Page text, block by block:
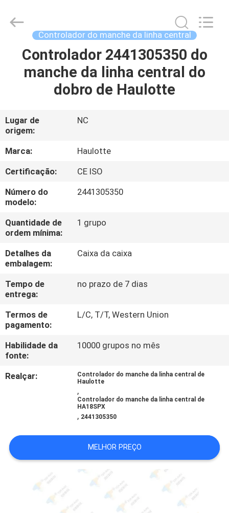
CASA
PRODUTOS
VÍDEOS
SOBRE
NÓS
EXCURSÃO
DA
FÁBRICA
CONTROLE
DA
QUALIDADE
NOS
MAPA
Developed
Controlador do manche da linha central
Controlador 2441305350 do
manche da linha central do
dobro de Haulotte
Lugar de
origem:
NC
Marca:
Haulotte
Certificação:
CE ISO
Número do
modelo:
2441305350
Quantidade de
ordem mínima:
1 grupo
Detalhes da
embalagem:
Caixa da caixa
Tempo de
entrega:
no prazo de 7 dias
Termos de
pagamento:
L/C, T/T, Western Union
Habilidade da
fonte:
10000 grupos no mês
Realçar:
Controlador do manche da linha central de
Haulotte
,
Controlador do manche da linha central de
HA18SPX
, 2441305350
MELHOR PREÇO